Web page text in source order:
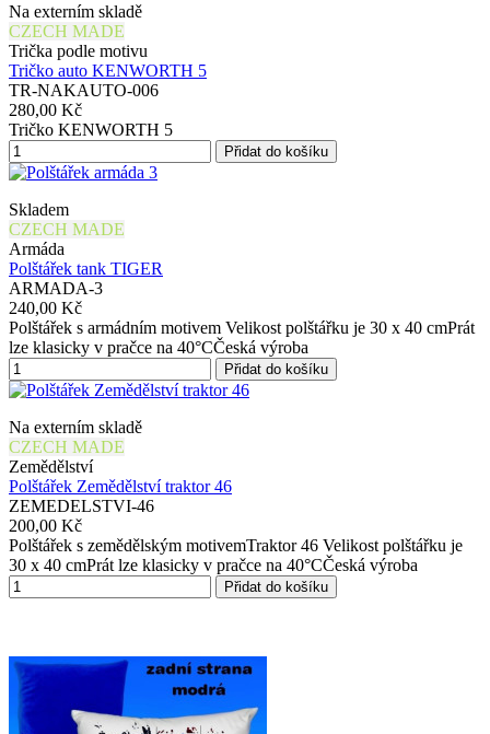
Na externím skladě
CZECH MADE
Trička podle motivu
Tričko auto KENWORTH 5
TR-NAKAUTO-006
280,00 Kč
Tričko KENWORTH 5
Přidat do košíku
Skladem
CZECH MADE
Armáda
Polštářek tank TIGER
ARMADA-3
240,00 Kč
Polštářek s armádním motivem Velikost polštářku je 30 x 40 cmPrát
lze klasicky v pračce na 40°CČeská výroba
Přidat do košíku
Na externím skladě
CZECH MADE
Zemědělství
Polštářek Zemědělství traktor 46
ZEMEDELSTVI-46
200,00 Kč
Polštářek s zemědělským motivemTraktor 46 Velikost polštářku je
30 x 40 cmPrát lze klasicky v pračce na 40°CČeská výroba
Přidat do košíku